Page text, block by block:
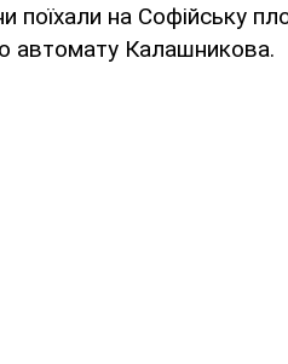
поїхали на Софійську
автомату Калашникова.